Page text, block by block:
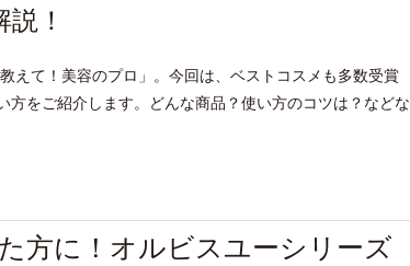
！
えて！美容のプロ」。今回は、ベストコスメも多数受賞
をご紹介します。どんな商品？使い方のコツは？などな
方に！オルビスユーシリーズ